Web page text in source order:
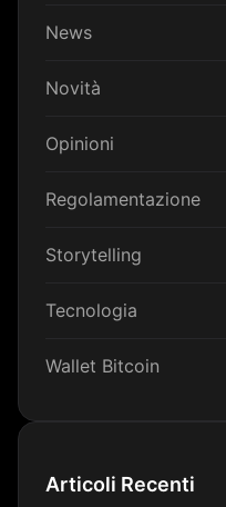
News
Novità
Opinioni
Regolamentazione
Storytelling
Tecnologia
Wallet Bitcoin
Articoli Recenti